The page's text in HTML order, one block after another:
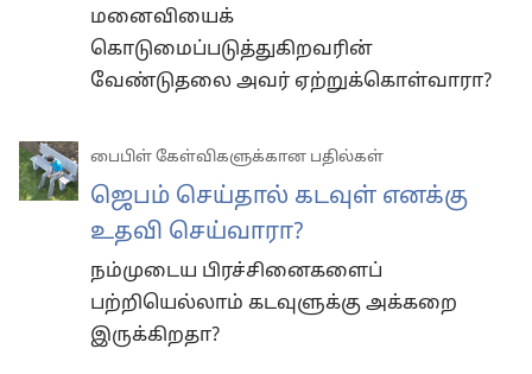
மனைவியைக்
கொடுமைப்படுத்துகிறவரின்
வேண்டுதலை அவர் ஏற்றுக்கொள்வாரா?
பைபிள் கேள்விகளுக்கான பதில்கள்
ஜெபம் செய்தால் கடவுள் எனக்கு
உதவி செய்வாரா?
நம்முடைய பிரச்சினைகளைப்
பற்றியெல்லாம் கடவுளுக்கு அக்கறை
இருக்கிறதா?